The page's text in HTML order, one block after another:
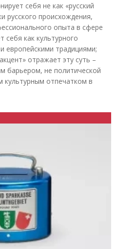
себя не как «русский
русского происхождения,
опыта в сфере
себя как культурного
европейскими традициями;
отражает эту суть –
барьером, не политической
культурным отпечатком в